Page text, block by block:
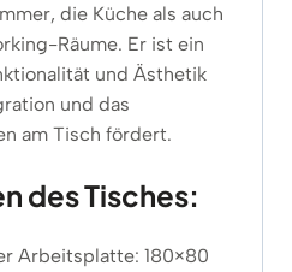
die Küche als auch
Räume. Er ist ein
und Ästhetik
und das
am Tisch fördert.
des Tisches:
Arbeitsplatte: 180×80